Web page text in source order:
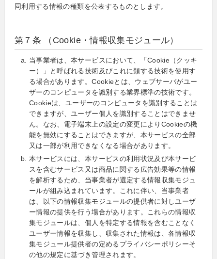
同利用する情報の種類を公表するものとします。
第７条 （Cookie・情報収集モジュール）
当事業者は、本サービスにおいて、「Cookie（クッキ
ー）」と呼ばれる技術及びこれに類する技術を使用す
る場合があります。Cookieとは、ウェブサーバがユー
ザーのコンピュータを識別する業界標準の技術です。
Cookieは、ユーザーのコンピュータを識別することは
できますが、ユーザー個人を識別することはできませ
ん。なお、電子端末上の設定の変更によりCookieの機
能を無効にすることはできますが、本サービスの全部
又は一部が利用できなくなる場合があります。
本サービスには、本サービスの利用状況及び本サービ
スを含むサービス又は商品に関する広告効果等の情報
を解析するため、当事業者が選定する情報収集モジュ
ールが組み込まれています。これに伴い、当事業者
は、以下の情報収集モジュールの提供者に対しユーザ
ー情報の提供を行う場合があります。これらの情報収
集モジュールは、個人を特定する情報を含むことなく
ユーザー情報を収集し、収集された情報は、各情報収
集モジュール提供者の定めるプライバシーポリシーそ
の他の規定に基づき管理されます。